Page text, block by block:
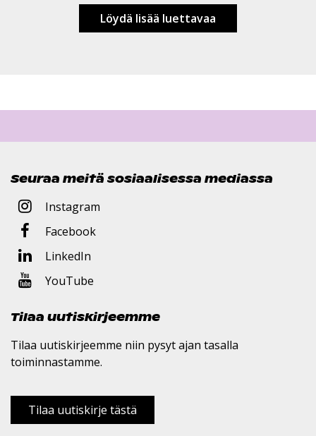
Löydä lisää luettavaa
Seuraa meitä sosiaalisessa mediassa
Instagram
Facebook
LinkedIn
YouTube
Tilaa uutiskirjeemme
Tilaa uutiskirjeemme niin pysyt ajan tasalla
toiminnastamme.
Tilaa uutiskirje tästä